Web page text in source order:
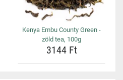
Kenya Embu County Green -
zöld tea, 100g
3144 Ft